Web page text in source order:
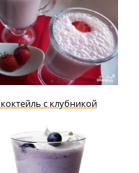
с клубникой